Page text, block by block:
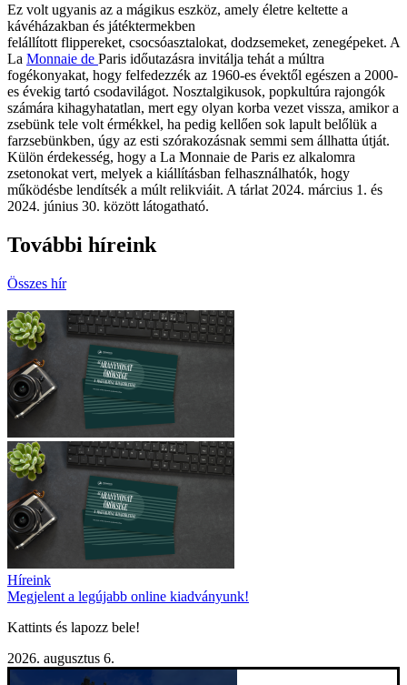
Ez volt ugyanis az a mágikus eszköz, amely életre keltette a
kávéházakban és játéktermekben
felállított flippereket, csocsóasztalokat, dodzsemeket, zenegépeket. A
La Monnaie de Paris időutazásra invitálja tehát a múltra
fogékonyakat, hogy felfedezzék az 1960-es évektől egészen a 2000-
es évekig tartó csodavilágot. Nosztalgikusok, popkultúra rajongók
számára kihagyhatatlan, mert egy olyan korba vezet vissza, amikor a
zsebünk tele volt érmékkel, ha pedig kellően sok lapult belőlük a
farzsebünkben, úgy az esti szórakozásnak semmi sem állhatta útját.
Külön érdekesség, hogy a La Monnaie de Paris ez alkalomra
zsetonokat vert, melyek a kiállításban felhasználhatók, hogy
működésbe lendítsék a múlt relikviáit. A tárlat 2024. március 1. és
2024. június 30. között látogatható.
További híreink
Összes hír
Híreink
Megjelent a legújabb online kiadványunk!
Kattints és lapozz bele!
2026. augusztus 6.